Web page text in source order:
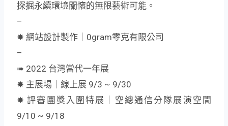
探掘永續環境關懷的無限藝術可能。
–
✸ 網站設計製作｜0gram零克有限公司
–
➠ 2022 台灣當代一年展
✸ 主展場｜線上展 9/3 ~ 9/30
✸ 評審團獎入圍特展｜空總通信分隊展演空間
9/10 ~ 9/18